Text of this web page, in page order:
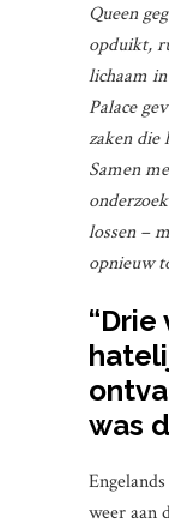
Queen
opduikt,
lichaam
Palace
zaken die
Samen
lossen –
opnieuw
was
weer aan